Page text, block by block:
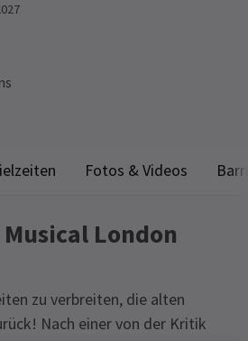
Fotos & Videos
London
zu verbreiten, die alten
Nach einer von der Kritik